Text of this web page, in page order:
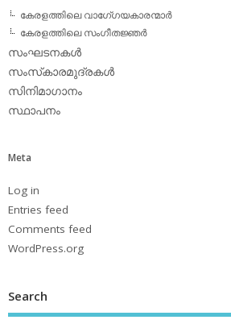
കേരളത്തിലെ വാഗേ്ഗയകാരന്മാര്‍
കേരളത്തിലെ സംഗീതജ്ഞര്‍
സംഘടനകള്‍
സംസ്‌കാരമുദ്രകള്‍
സിനിമാഗാനം
സ്ഥാപനം
Meta
Log in
Entries feed
Comments feed
WordPress.org
Search